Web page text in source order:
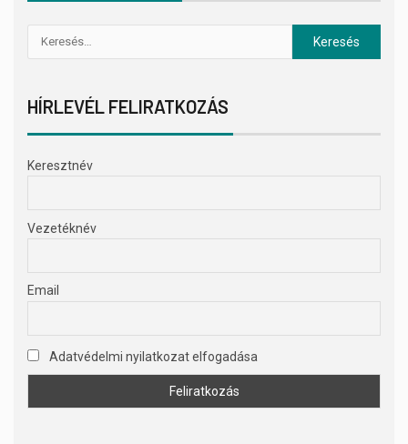
HÍRLEVÉL FELIRATKOZÁS
Keresztnév
Vezetéknév
Email
Adatvédelmi nyilatkozat elfogadása